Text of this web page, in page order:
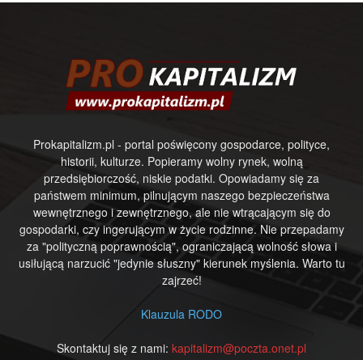
Prokapitalizm.pl - portal poświęcony gospodarce, polityce,
historii, kulturze. Popieramy wolny rynek, wolną
przedsiębiorczość, niskie podatki. Opowiadamy się za
państwem minimum, pilnującym naszego bezpieczeństwa
wewnętrznego i zewnętrznego, ale nie wtrącającym się do
gospodarki, czy ingerującym w życie rodzinne. Nie przepadamy
za "polityczną poprawnością", ograniczającą wolność słowa i
usiłującą narzucić "jedynie słuszny" kierunek myślenia. Warto tu
zajrzeć!
Klauzula RODO
Skontaktuj się z nami: kapitalizm@poczta.onet.pl